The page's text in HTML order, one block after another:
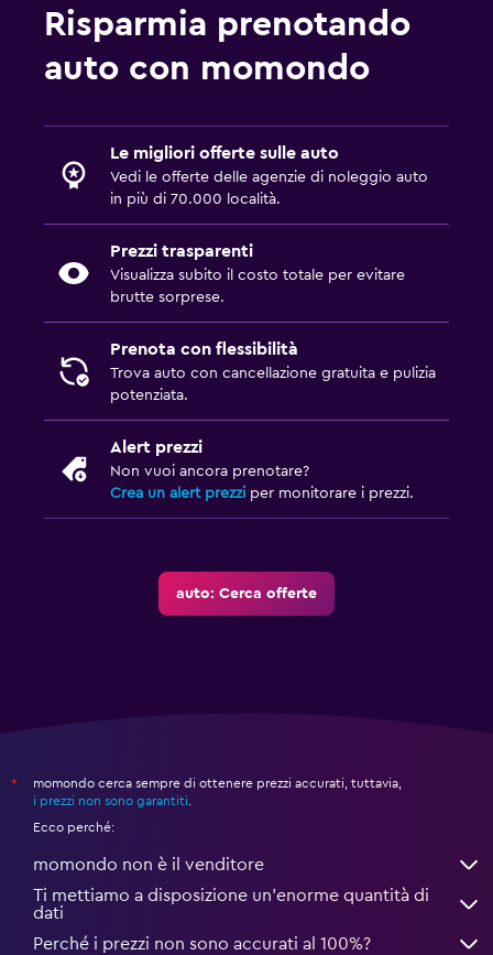
Risparmia prenotando
auto con momondo
Le migliori offerte sulle auto
Vedi le offerte delle agenzie di noleggio auto
in più di 70.000 località.
Prezzi trasparenti
Visualizza subito il costo totale per evitare
brutte sorprese.
Prenota con flessibilità
Trova auto con cancellazione gratuita e pulizia
potenziata.
Alert prezzi
Non vuoi ancora prenotare?
Crea un alert prezzi per monitorare i prezzi.
auto: Cerca offerte
*
momondo cerca sempre di ottenere prezzi accurati, tuttavia,
i prezzi non sono garantiti.
Ecco perché:
momondo non è il venditore
Ti mettiamo a disposizione un’enorme quantità di
dati
Perché i prezzi non sono accurati al 100%?